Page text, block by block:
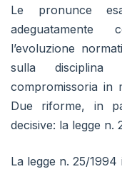
Le pronunce
adeguatamente
l’evoluzione
sulla
compromissoria in
Due riforme, in
decisive: la legge n.
La legge n. 25/